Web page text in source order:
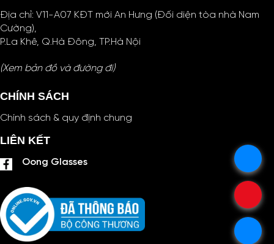
Địa chỉ: V11-A07 KĐT mới An Hưng (Đối diện tòa nhà Nam
Cường),
P.La Khê, Q.Hà Đông, TP.Hà Nội
(Xem bản đồ và đường đi)
CHÍNH SÁCH
Chính sách & quy định chung
LIÊN KẾT
Oong Glasses